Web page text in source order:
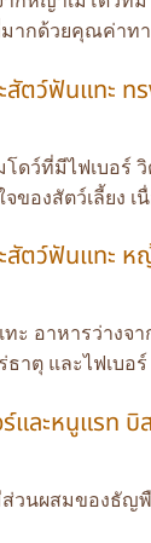
ากด้วยคุณค่าท
ตว์ฟันแทะ ท
ดว์ที่มีไฟเบอร์
ของสัตว์เลี้ยง
สัตว์ฟันแทะ ห
อาหารว่างจา
าตุ และไฟเบ
และหนูแรท
นผสมของธัญ